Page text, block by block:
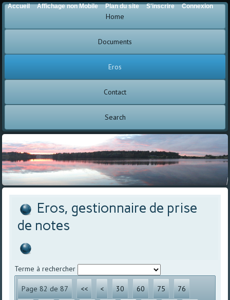
Home
Documents
Eros
Contact
Search
Eros, gestionnaire de prise
de notes
Terme à rechercher
Page 82 de 87 << < 30 60 75 76
Accueil Affichage non Mobile Plan du site S'inscrire Connexion